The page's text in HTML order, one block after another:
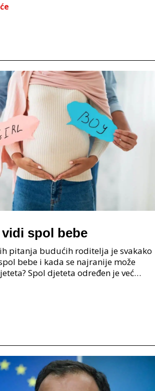
vidi spol bebe
pitanja budućih roditelja je svakako
bebe i kada se najranije može
Spol djeteta određen je već